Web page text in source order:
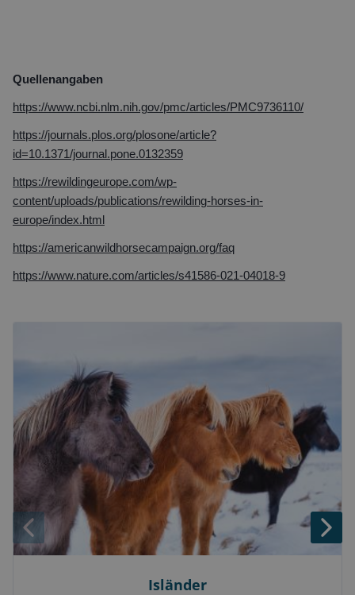
Quellenangaben
https://www.ncbi.nlm.nih.gov/pmc/articles/PMC9736110/
https://journals.plos.org/plosone/article?
id=10.1371/journal.pone.0132359
https://rewildingeurope.com/wp-
content/uploads/publications/rewilding-horses-in-
europe/index.html
https://americanwildhorsecampaign.org/faq
https://www.nature.com/articles/s41586-021-04018-9
Isländer